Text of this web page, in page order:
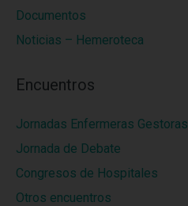
Documentos
Noticias – Hemeroteca
Encuentros
Jornadas Enfermeras Gestoras
Jornada de Debate
Congresos de Hospitales
Otros encuentros